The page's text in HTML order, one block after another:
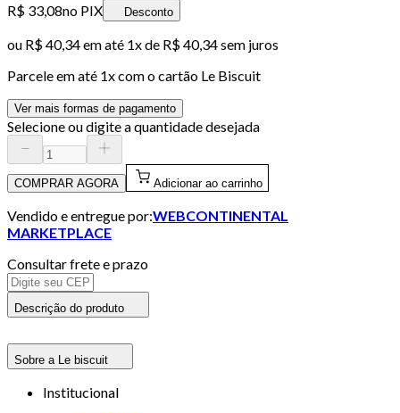
R$ 33,08no PIX Desconto
ou R$ 40,34em até 1x de R$ 40,34sem juros
Parcele em até 1x com o cartão Le Biscuit
Ver mais formas de pagamento
Selecione ou digite a quantidade desejada
COMPRAR AGORA Adicionar ao carrinho
Vendido e entregue por:WEBCONTINENTAL
MARKETPLACE
Consultar frete e prazo
Descrição do produto
Sobre a Le biscuit
Institucional